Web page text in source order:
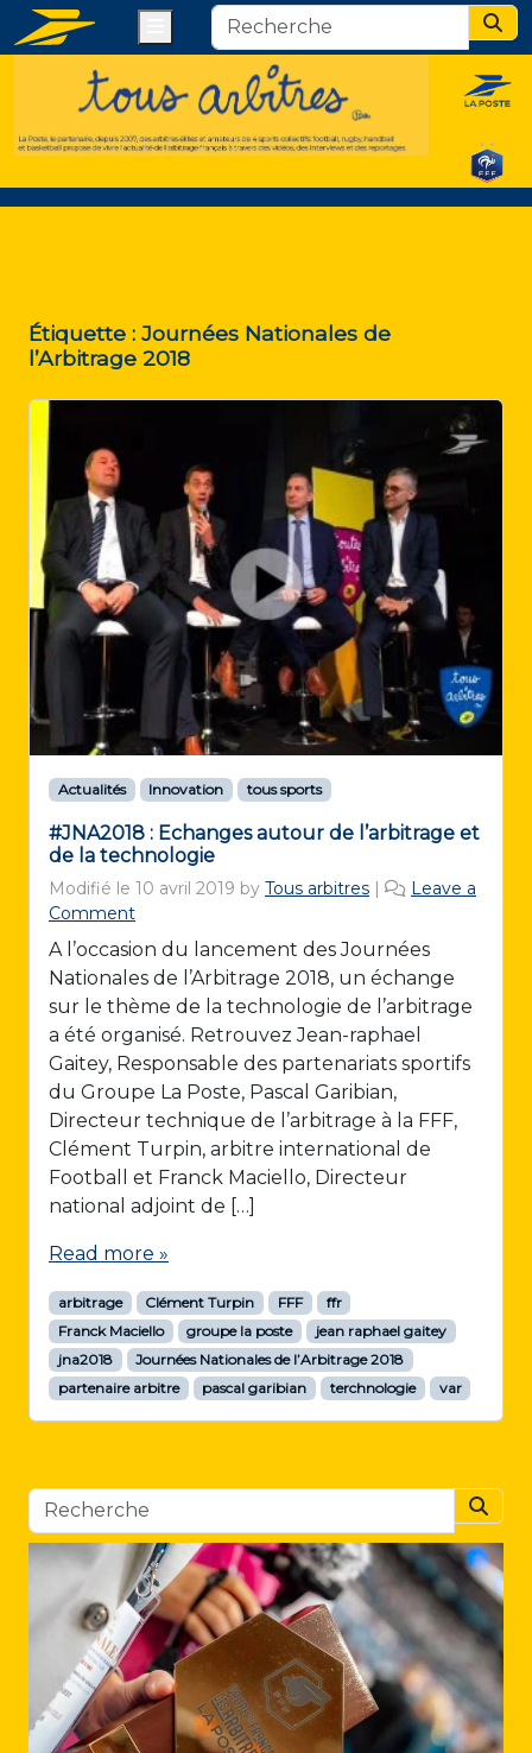
Étiquette : Journées Nationales de
l’Arbitrage 2018
Actualités Innovation tous sports
#JNA2018 : Echanges autour de l’arbitrage et
de la technologie
Modifié le 10 avril 2019 by Tous arbitres |
Leave a
Comment
A l’occasion du lancement des Journées
Nationales de l’Arbitrage 2018, un échange
sur le thème de la technologie de l’arbitrage
a été organisé. Retrouvez Jean-raphael
Gaitey, Responsable des partenariats sportifs
du Groupe La Poste, Pascal Garibian,
Directeur technique de l’arbitrage à la FFF,
Clément Turpin, arbitre international de
Football et Franck Maciello, Directeur
national adjoint de […]
Read more »
arbitrage Clément Turpin FFF
ffr
Franck Maciello
groupe la poste
jean raphael gaitey
jna2018
Journées Nationales de l’Arbitrage 2018
partenaire arbitre
pascal garibian terchnologie var